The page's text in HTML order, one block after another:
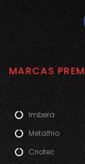
MARCAS
Imbera
Metalfrio
Criotec